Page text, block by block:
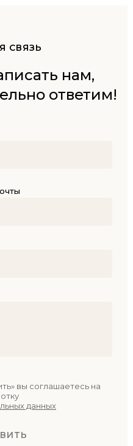
СВЯЗЬ
нам,
ответим!
вы соглашаетесь на
данных